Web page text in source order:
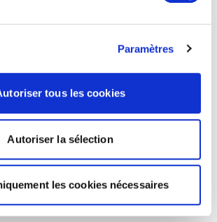
Paramètres
tous les cookies
Autoriser la sélection
les cookies nécessaires